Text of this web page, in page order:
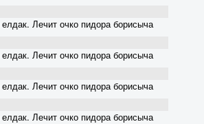
Лечит очко пидора борисыча
Лечит очко пидора борисыча
Лечит очко пидора борисыча
Лечит очко пидора борисыча